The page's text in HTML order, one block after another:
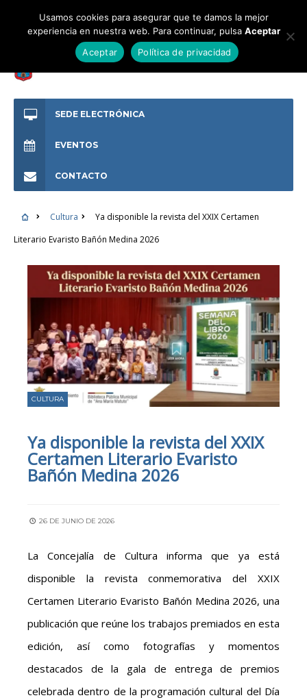
SEDE ELECTRÓNICA
EVENTOS
CONTACTO
Cultura
Ya disponible la revista del XXIX Certamen
Literario Evaristo Bañón Medina 2026
CULTURA
Ya disponible la revista del XXIX
Certamen Literario Evaristo
Bañón Medina 2026
26 DE JUNIO DE 2026
La Concejalía de Cultura informa que ya está
disponible la revista conmemorativa del XXIX
Certamen Literario Evaristo Bañón Medina 2026, una
publicación que reúne los trabajos premiados en esta
edición, así como fotografías y momentos
destacados de la gala de entrega de premios
celebrada dentro de la programación cultural del Día
Usamos cookies para asegurar que te damos la mejor
experiencia en nuestra web. Para continuar, pulsa Aceptar
Aceptar
Política de privacidad